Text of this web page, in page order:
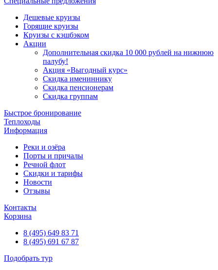
Дешевые круизы
Горящие круизы
Круизы с кэшбэком
Акции
Дополнительная скидка 10 000 рублей на нижнюю
палубу!
Акция «Выгодный курс»
Скидка имениннику
Скидка пенсионерам
Скидка группам
Быстрое бронирование
Теплоходы
Информация
Реки и озёра
Порты и причалы
Речной флот
Скидки и тарифы
Новости
Отзывы
Контакты
Корзина
8 (495) 649 83 71
8 (495) 691 67 87
Подобрать тур